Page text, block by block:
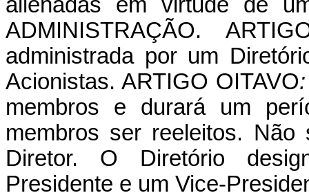
ADMINISTRAÇÃO.
administrada por um
Acionistas. ARTIGO OITAVO
membros e durará um
membros ser reeleitos.
Diretor. O Diretório
Presidente e um Vice-